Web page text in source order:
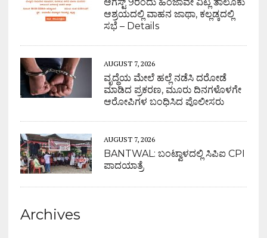
ಆಶ್ರಯದಲ್ಲಿ ವಾಹನ ಜಾಥಾ, ಕಲ್ಲಡ್ಕದಲ್ಲಿ
ಸಭೆ – Details
AUGUST 7, 2026
ವೃದ್ಧೆಯ ಮೇಲೆ ಹಲ್ಲೆ ನಡೆಸಿ ದರೋಡೆ
ಮಾಡಿದ ಪ್ರಕರಣ, ಮೂರು ದಿನಗಳೊಳಗೇ
ಆರೋಪಿಗಳ ಬಂಧಿಸಿದ ಪೊಲೀಸರು
AUGUST 7, 2026
BANTWAL: ಬಂಟ್ವಾಳದಲ್ಲಿ ಸಿಪಿಐ CPI
ಪಾದಯಾತ್ರೆ
Archives